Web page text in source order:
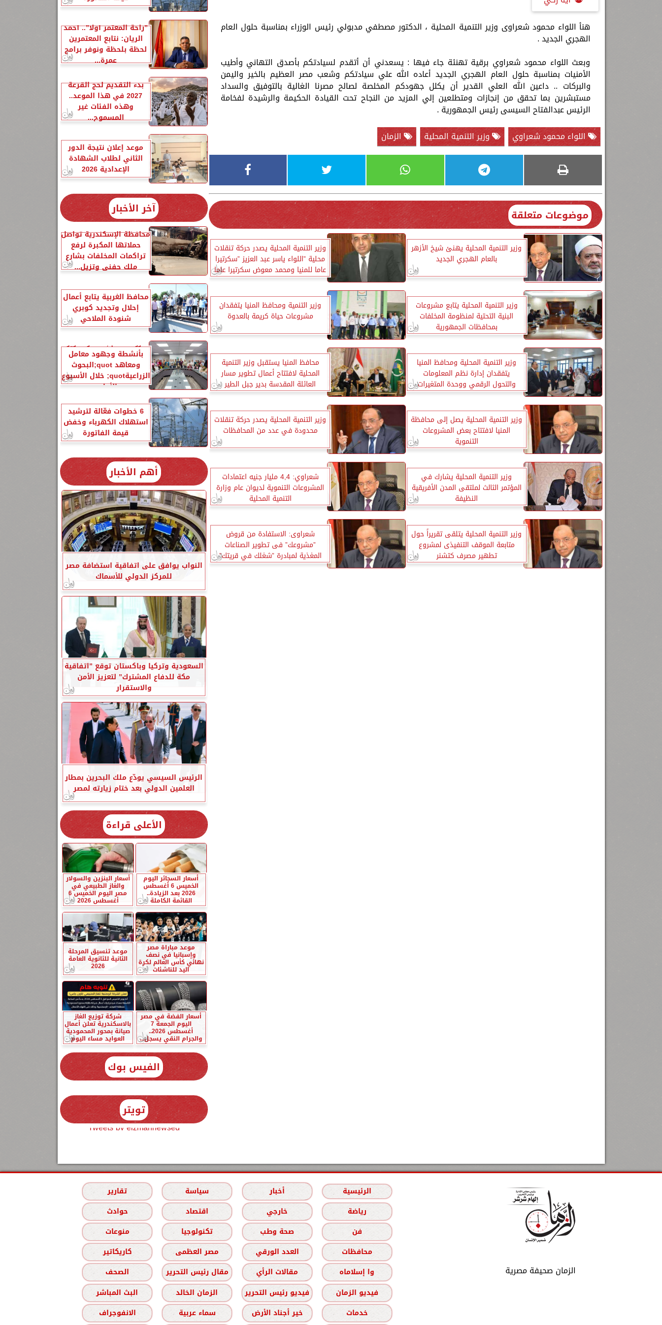
هنأ اللواء محمود شعراوى وزير التنمية المحلية ، الدكتور مصطفي مدبولي رئيس الوزراء بمناسبة حلول العام
الهجري الجديد .
وبعث اللواء محمود شعراوي برقية تهنئة جاء فيها : يسعدني أن أتقدم لسيادتكم بأصدق التهاني وأطيب
الأمنيات بمناسبة حلول العام الهجري الجديد أعاده الله علي سيادتكم وشعب مصر العظيم بالخير واليمن
والبركات .. داعين الله العلي القدير أن يكلل جهودكم المخلصة لصالح مصرنا الغالية بالتوفيق والسداد
مستبشرين بما تحقق من إنجازات ومتطلعين إلي المزيد من النجاح تحت القيادة الحكيمة والرشيدة لفخامة
الرئيس عبدالفتاح السيسى رئيس الجمهورية .
اللواء محمود شعراوي
وزير التنمية المحلية الزمان
موضوعات متعلقة
وزير التنمية المحلية يهنئ شيخ الأزهر
بالعام الهجري الجديد
وزير التنمية المحلية يصدر حركة تنقلات
محلية ”اللواء ياسر عبد العزيز ”سكرتيرا
عاما للمنيا ومحمد معوض سكرتيرا عاما
مساعدا للمحافظة
وزير التنمية المحلية يتابع مشروعات
البنية التحتية لمنظومة المخلفات
بمحافظات الجمهورية
وزير التنمية ومحافظ المنيا يتفقدان
مشروعات حياة كريمة بالعدوة
وزير التنمية المحلية ومحافظ المنيا
يتفقدان إدارة نظم المعلومات
والتحول الرقمي ووحدة المتغيرات
المكانية
محافظ المنيا يستقبل وزير التنمية
المحلية لافتتاح أعمال تطوير مسار
العائلة المقدسة بدير جبل الطير
وزير التنمية المحلية يصل إلى محافظة
المنيا لافتتاح بعض المشروعات
التنموية
وزير التنمية المحلية يصدر حركة تنقلات
محدودة في عدد من المحافظات
وزير التنمية المحلية يشارك في
المؤتمر الثالث لملتقى المدن الأفريقية
النظيفة
شعراوي: 4,4 مليار جنيه اعتمادات
المشروعات التنموية لديوان عام وزارة
التنمية المحلية
وزير التنمية المحلية يتلقى تقريراً حول
متابعة الموقف التنفيذى لمشروع
تطهير مصرف كتشنر
شعراوى: الاستفادة من قروض
”مشروعك” فى تطوير الصناعات
المغذية لمبادرة ”شغلك في قريتك”
”راحة المعتمر أولًا”.. أحمد
الريان: نتابع المعتمرين
لحظة بلحظة ونوفر برامج
عمرة...
بدء التقديم لحج القرعة
2027 في هذا الموعد..
وهذه الفئات غير
المسموح...
موعد إعلان نتيجة الدور
الثاني لطلاب الشهادة
الإعدادية 2026
آخر الأخبار
محافظة الإسكندرية تواصل
حملاتها المكبرة لرفع
تراكمات المخلفات بشارع
ملك حفني وتزيل...
محافظ الغربية يتابع أعمال
إحلال وتجديد كوبري
شنودة الملاحي
الزراعةquot; تنشر تقريرًا
بأنشطة وجهود معامل
ومعاهد quot;البحوث
الزراعيةquot; خلال الأسبوع
الأول...
6 خطوات فعّالة لترشيد
استهلاك الكهرباء وخفض
قيمة الفاتورة
أهم الأخبار
النواب يوافق على اتفاقية استضافة مصر
للمركز الدولي للأسماك
السعودية وتركيا وباكستان توقع ”اتفاقية
مكة للدفاع المشترك” لتعزيز الأمن
والاستقرار
الرئيس السيسي يودّع ملك البحرين بمطار
العلمين الدولي بعد ختام زيارته لمصر
الأعلى قراءة
أسعار السجائر اليوم
الخميس 6 أغسطس
2026 بعد الزيادة..
القائمة الكاملة
أسعار البنزين والسولار
والغاز الطبيعي في
مصر اليوم الخميس 6
أغسطس 2026
موعد مباراة مصر
وإسبانيا في نصف
نهائي كأس العالم لكرة
اليد للناشئات
موعد تنسيق المرحلة
الثانية للثانوية العامة
2026
أسعار الفضة في مصر
اليوم الجمعة 7
أغسطس 2026..
والجرام النقي يسجل...
شركة توزيع الغاز
بالاسكندرية تعلن أعمال
صيانة بمحور المحمودية
العوايد مساء اليوم
الفيس بوك
تويتر
Tweets by elzmannewseg
الزمان صحيفة مصرية
الرئيسية أخبار سياسة
تقارير
رياضة
خارجي اقتصاد
حوادث
فن
صحة وطب تكنولوجيا
منوعات
محافظات
العدد الورقي مصر العظمى
كاريكاتير
وا إسلاماه
مقالات الرأي مقال رئيس التحرير
الصحف
فيديو الزمان
فيديو رئيس التحرير الزمان الخالد
البث المباشر
خدمات
خير أجناد الأرض سماء عربية الانفوجراف